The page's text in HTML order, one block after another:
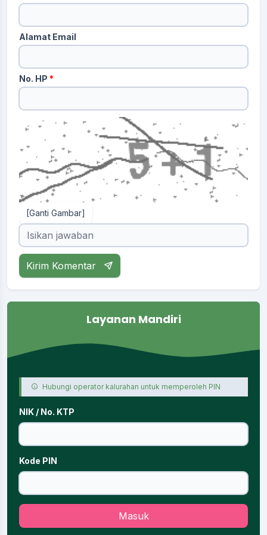
Alamat Email
No. HP *
[Ganti Gambar]
Kirim Komentar
Layanan Mandiri
Hubungi operator kalurahan untuk memperoleh PIN
NIK / No. KTP
Kode PIN
Masuk